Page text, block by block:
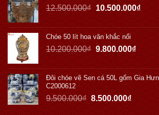
12.500.000₫ 10.500.000₫
Chóe 50 lít hoa văn khắc nổi
10.200.000₫ 9.800.000₫
Đôi chóe vẽ Sen cá 50L gốm Gia
C2000612
9.500.000₫ 8.500.000₫